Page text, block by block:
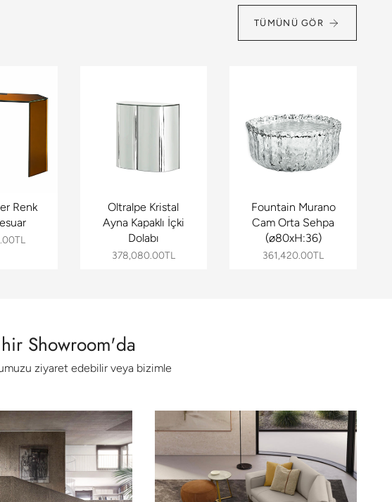
TÜMÜNÜ GÖR
Renk
Oltralpe Kristal
Ayna Kapaklı İçki
Dolabı
378,080.00TL
Fountain Murano
Cam Orta Sehpa
(ø80xH:36)
361,420.00TL
Showroom'da
ziyaret edebilir veya bizimle